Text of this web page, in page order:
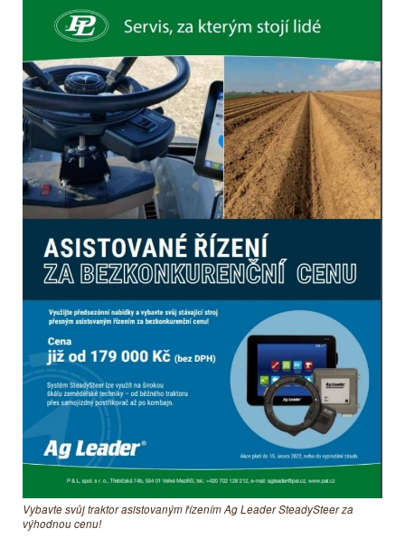
Vybavte svůj traktor asistovaným řízením Ag Leader SteadySteer za
výhodnou cenu!